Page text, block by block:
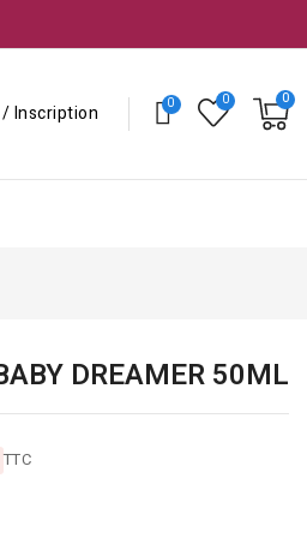
Inscription
DREAMER 50ML
TTC